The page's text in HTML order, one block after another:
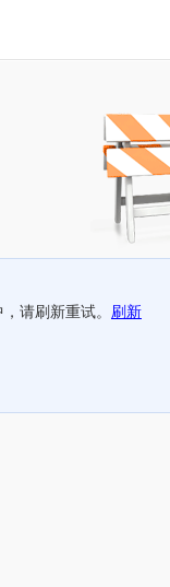
请刷新重试。 刷新